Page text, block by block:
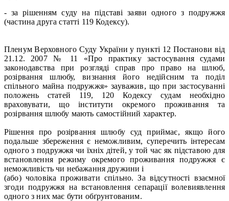
- за рішенням суду на підставі заяви одного з подружжя
(частина друга статті 119 Кодексу).
Пленум Верховного Суду України у пункті 12 Постанови від
21.12. 2007 № 11 «Про практику застосування судами
законодавства при розгляді справ про право на шлюб,
розірвання шлюбу, визнання його недійсним та поділ
спільного майна подружжя» зауважив, що при застосуванні
положень статей 119, 120 Кодексу судам необхідно
враховувати, що інститути окремого проживання та
розірвання шлюбу мають самостійний характер.
Рішення про розірвання шлюбу суд приймає, якщо його
подальше збереження є неможливим, суперечить інтересам
одного з подружжя чи їхніх дітей, у той час як підставою для
встановлення режиму окремого проживання подружжя є
неможливість чи небажання дружини і
(або) чоловіка проживати спільно. За відсутності взаємної
згоди подружжя на встановлення сепарації волевиявлення
одного з них має бути обґрунтованим.